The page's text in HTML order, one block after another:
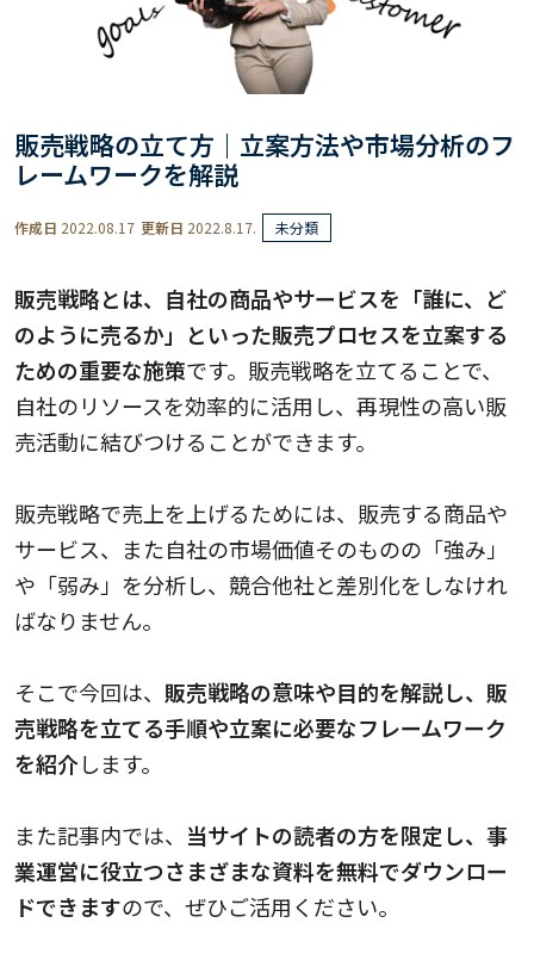
販売戦略の立て方｜立案方法や市場分析のフ
レームワークを解説
作成日 2022.08.17 更新日 2022.8.17. 未分類
販売戦略とは、自社の商品やサービスを「誰に、ど
のように売るか」といった販売プロセスを立案する
ための重要な施策です。販売戦略を立てることで、
自社のリソースを効率的に活用し、再現性の高い販
売活動に結びつけることができます。
販売戦略で売上を上げるためには、販売する商品や
サービス、また自社の市場価値そのものの「強み」
や「弱み」を分析し、競合他社と差別化をしなけれ
ばなりません。
そこで今回は、 販売戦略の意味や目的を解説し、販
売戦略を立てる手順や立案に必要なフレームワーク
を紹介します。
また記事内では、 当サイトの読者の方を限定し、事
業運営に役立つさまざまな資料を無料でダウンロー
ドできますので、ぜひご活用ください。